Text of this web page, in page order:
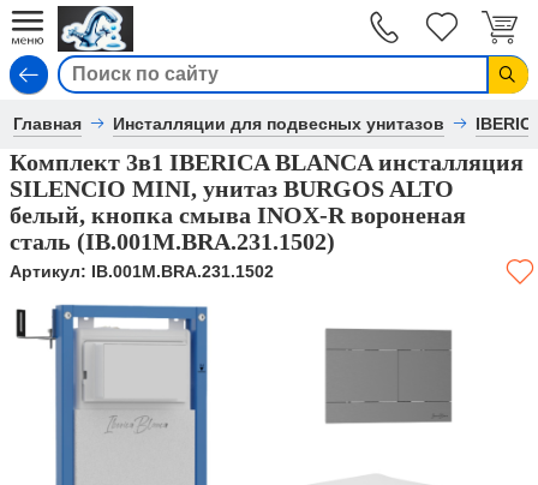
Главная Инсталляции для подвесных унитазов
Комплект 3в1 IBERICA BLANCA инсталляция
SILENCIO MINI, унитаз BURGOS ALTO
белый, кнопка смыва INOX-R вороненая
сталь (IB.001M.BRA.231.1502)
Артикул: IB.001M.BRA.231.1502